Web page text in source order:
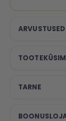
ARVUSTUSED
TARNE